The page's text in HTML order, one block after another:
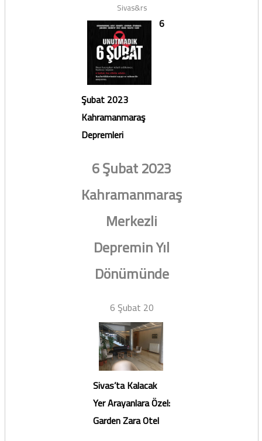
Sivas&rs
6
Şubat 2023
Kahramanmaraş
Depremleri
6 Şubat 2023
Kahramanmaraş
Merkezli
Depremin Yıl
Dönümünde
6 Şubat 20
Sivas’ta Kalacak
Yer Arayanlara Özel:
Garden Zara Otel